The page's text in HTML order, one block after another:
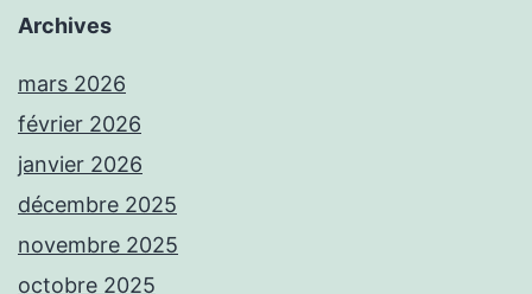
Archives
mars 2026
février 2026
janvier 2026
décembre 2025
novembre 2025
octobre 2025